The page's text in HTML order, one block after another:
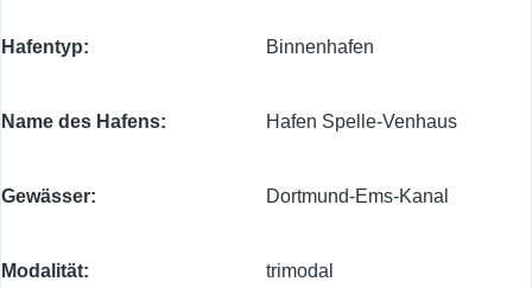
Hafentyp Binnenhafen
Name des Hafens Hafen Spelle-Venhaus
Gewässer Dortmund-Ems-Kanal
Modalität trimodal